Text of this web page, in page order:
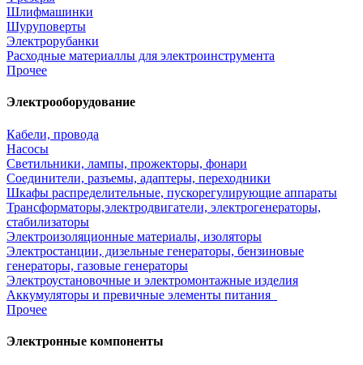
Шлифмашинки
Шуруповерты
Электрорубанки
Расходные материаллы для электроинструмента
Прочее
Электрооборудование
Кабели, провода
Насосы
Светильники, лампы, прожекторы, фонари
Соединители, разъемы, адаптеры, переходники
Шкафы распределительные, пускорегулирующие аппараты
Трансформаторы,электродвигатели, электрогенераторы,
стабилизаторы
Электроизоляционные материалы, изоляторы
Электростанции, дизельные генераторы, бензиновые
генераторы, газовые генераторы
Электроустановочные и электромонтажные изделия
Аккумуляторы и превичные элементы питания
Прочее
Электронные компоненты